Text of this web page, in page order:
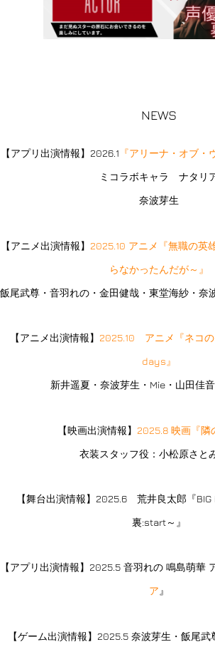
NEWS
【アプリ出演情報】2026.1 『アリーナ・オブ・
ミコラボキャラ ナタリ
奈波芽生
【アニメ出演情報】 2025.10 アニメ『無職の英
らなかったんだが～』
飯尾武尊・音羽れの・金田健哉・東堂海紗・奈
【アニメ出演情報】 2025.10 アニメ『ネコ
days』
新井遥夏・奈波芽生・Mie・山田佳
【映画出演情報】 2025.8 映画『隣
衣装スタッフ役：小松原さと
【舞台出演情報】2025.6 荒井良太郎『BIG
裏:start～』
【アプリ出演情報】2025.5 音羽れの 鳴島萌華
ア 』
【ゲーム出演情報】2025.5 奈波芽生・飯尾